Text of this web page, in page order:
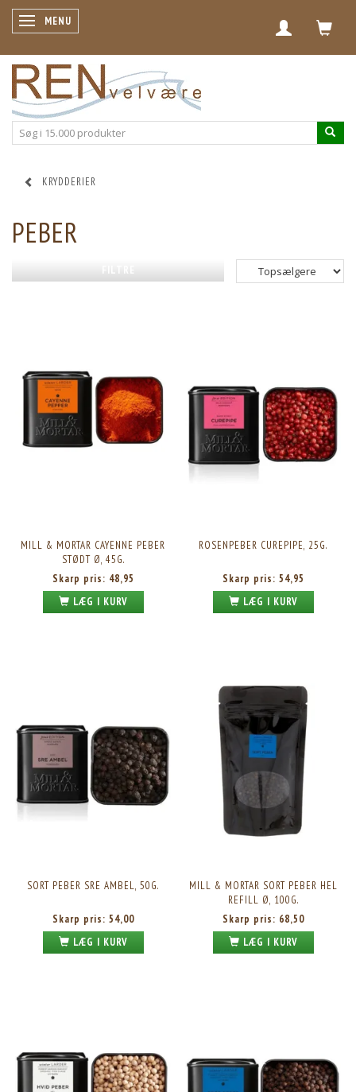
SKIFTE NAVIGATION
MENU
KRYDDERIER
PEBER
FILTRE
MILL & MORTAR CAYENNE PEBER
STØDT Ø, 45G.
Skarp pris: 48,95
LÆG I KURV
ROSENPEBER CUREPIPE, 25G.
Skarp pris: 54,95
LÆG I KURV
SORT PEBER SRE AMBEL, 50G.
Skarp pris: 54,00
LÆG I KURV
MILL & MORTAR SORT PEBER HEL
REFILL Ø, 100G.
Skarp pris: 68,50
LÆG I KURV